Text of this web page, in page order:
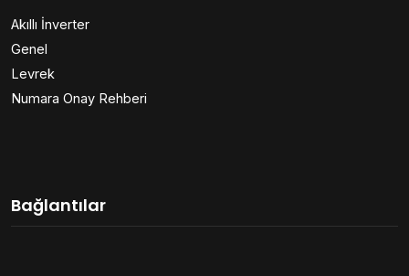
Akıllı İnverter
Genel
Levrek
Numara Onay Rehberi
Bağlantılar